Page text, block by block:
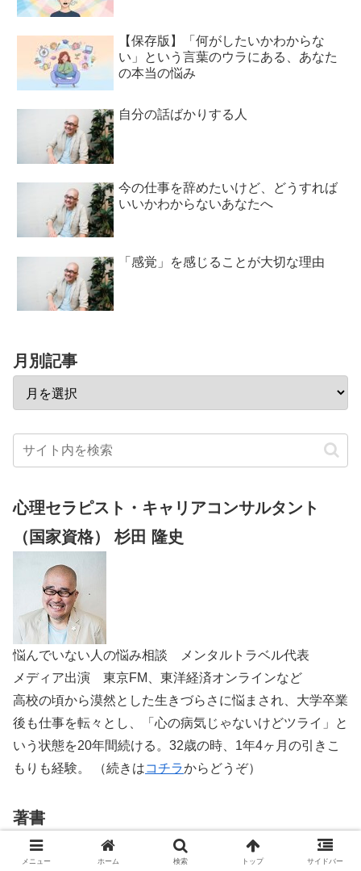
【保存版】「何がしたいかわからな
い」という言葉のウラにある、あなた
の本当の悩み
自分の話ばかりする人
今の仕事を辞めたいけど、どうすれば
いいかわからないあなたへ
「感覚」を感じることが大切な理由
月別記事
心理セラピスト・キャリアコンサルタント
（国家資格） 杉田 隆史
悩んでいない人の悩み相談 メンタルトラベル代表
メディア出演 東京FM、東洋経済オンラインなど
高校の頃から漠然とした生きづらさに悩まされ、大学卒業
後も仕事を転々とし、「心の病気じゃないけどツライ」と
いう状態を20年間続ける。32歳の時、1年4ヶ月の引きこ
もりも経験。 （続きはコチラからどうぞ）
著書
「なんだか生きづらい」がスーッとなくなる本
メニュー ホーム 検索 トップ サイドバー